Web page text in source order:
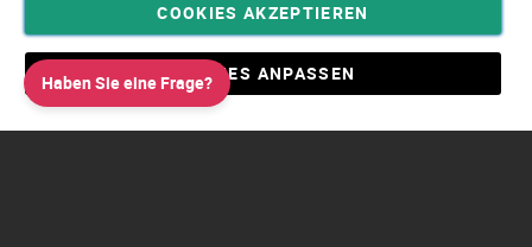
Privatsphäre und Datenschutz
Allgemeine Geschäftsbedingungen AGB
Impressum
Haben Sie eine Frage?
COOKIES AKZEPTIEREN
COOKIES ANPASSEN